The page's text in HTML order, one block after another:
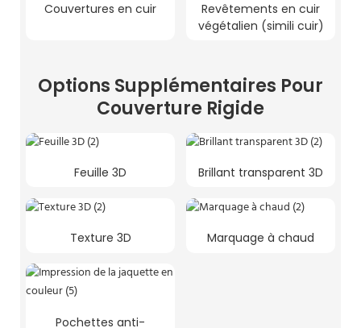
Couvertures en cuir
Revêtements en cuir
végétalien (simili cuir)
Options Supplémentaires Pour
Couverture Rigide
Feuille 3D Brillant transparent 3D
Texture 3D Marquage à chaud
Pochettes anti-